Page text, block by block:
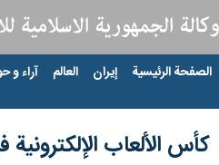
الصفحة الرئيسية إيران العالم آراء و
كأس الألعاب